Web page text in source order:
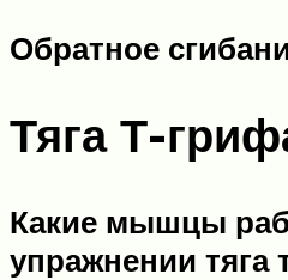
Обратное
Тяга Т-
Какие мышцы
упражнении тяга